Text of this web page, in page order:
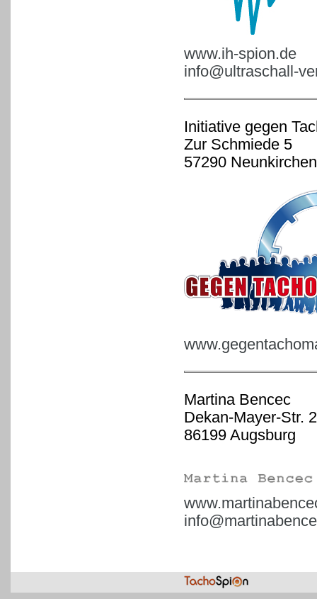
www.ih-spion.de
info@ultraschall-
Initiative gegen
Zur Schmiede 5
57290 Neunkirchen
Martina Bencec
Dekan-Mayer-Str. 2
86199 Augsburg